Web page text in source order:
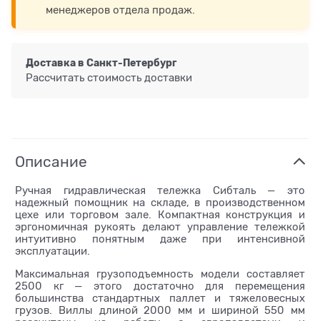
менеджеров отдела продаж.
Доставка в Санкт-Петербург
Рассчитать стоимость доставки
Описание
Ручная гидравлическая тележка Сибталь — это
надежный помощник на складе, в производственном
цехе или торговом зале. Компактная конструкция и
эргономичная рукоять делают управление тележкой
интуитивно понятным даже при интенсивной
эксплуатации.
Максимальная грузоподъемность модели составляет
2500 кг — этого достаточно для перемещения
большинства стандартных паллет и тяжеловесных
грузов. Виллы длиной 2000 мм и шириной 550 мм